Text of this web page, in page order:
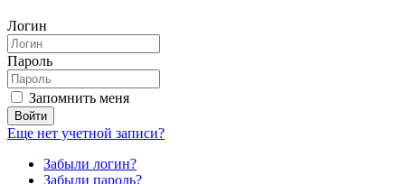
Логин
Пароль
Запомнить меня
Войти
Еще нет учетной записи?
Забыли логин?
Забыли пароль?